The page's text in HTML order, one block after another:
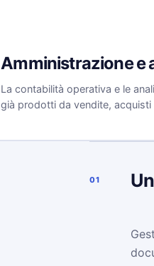
Amministrazione e
La contabilità operativa e le
già prodotti da vendite, acquisti
01